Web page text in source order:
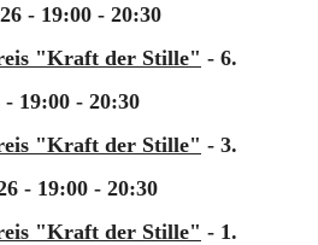
- 19:00 - 20:30
"Kraft der Stille" - 6.
19:00 - 20:30
"Kraft der Stille" - 3.
- 19:00 - 20:30
"Kraft der Stille" - 1.